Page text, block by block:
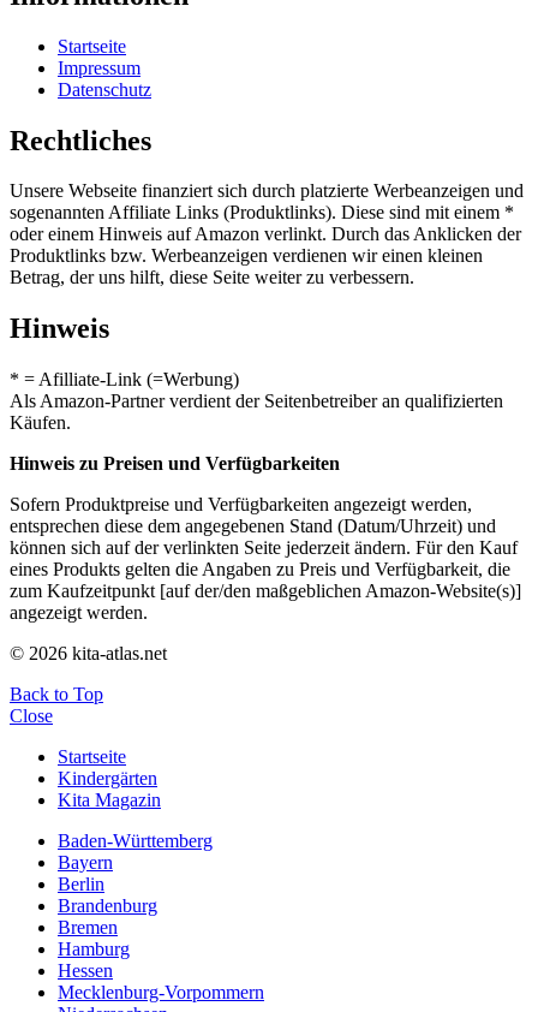
Startseite
Impressum
Datenschutz
Rechtliches
Unsere Webseite finanziert sich durch platzierte Werbeanzeigen und
sogenannten Affiliate Links (Produktlinks). Diese sind mit einem *
oder einem Hinweis auf Amazon verlinkt. Durch das Anklicken der
Produktlinks bzw. Werbeanzeigen verdienen wir einen kleinen
Betrag, der uns hilft, diese Seite weiter zu verbessern.
Hinweis
* = Afilliate-Link (=Werbung)
Als Amazon-Partner verdient der Seitenbetreiber an qualifizierten
Käufen.
Hinweis zu Preisen und Verfügbarkeiten
Sofern Produktpreise und Verfügbarkeiten angezeigt werden,
entsprechen diese dem angegebenen Stand (Datum/Uhrzeit) und
können sich auf der verlinkten Seite jederzeit ändern. Für den Kauf
eines Produkts gelten die Angaben zu Preis und Verfügbarkeit, die
zum Kaufzeitpunkt [auf der/den maßgeblichen Amazon-Website(s)]
angezeigt werden.
© 2026 kita-atlas.net
Back to Top
Close
Startseite
Kindergärten
Kita Magazin
Baden-Württemberg
Bayern
Berlin
Brandenburg
Bremen
Hamburg
Hessen
Mecklenburg-Vorpommern